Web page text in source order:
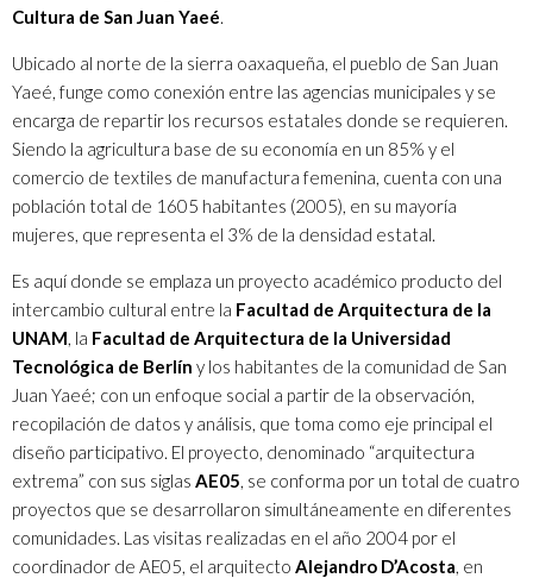
Cultura de San Juan Yaeé.
Ubicado al norte de la sierra oaxaqueña, el pueblo de San Juan
Yaeé, funge como conexión entre las agencias municipales y se
encarga de repartir los recursos estatales donde se requieren.
Siendo la agricultura base de su economía en un 85% y el
comercio de textiles de manufactura femenina, cuenta con una
población total de 1605 habitantes (2005), en su mayoría
mujeres, que representa el 3% de la densidad estatal.
Es aquí donde se emplaza un proyecto académico producto del
intercambio cultural entre la Facultad de Arquitectura de la
UNAM, la Facultad de Arquitectura de la Universidad
Tecnológica de Berlín y los habitantes de la comunidad de San
Juan Yaeé; con un enfoque social a partir de la observación,
recopilación de datos y análisis, que toma como eje principal el
diseño participativo. El proyecto, denominado “arquitectura
extrema” con sus siglas AE05, se conforma por un total de cuatro
proyectos que se desarrollaron simultáneamente en diferentes
comunidades. Las visitas realizadas en el año 2004 por el
coordinador de AE05, el arquitecto Alejandro D’Acosta, en